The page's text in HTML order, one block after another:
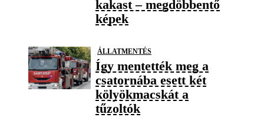
kakast – megdöbbentő
képek
ÁLLATMENTÉS
Így mentették meg a
csatornába esett két
kölyökmacskát a
tűzoltók